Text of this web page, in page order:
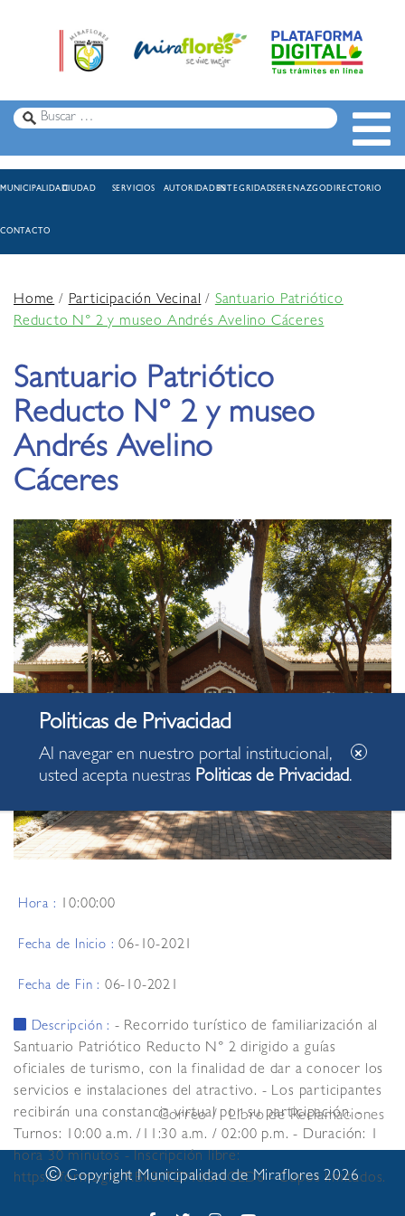
MUNICIPALIDADCIUDAD SERVICIOS AUTORIDADESINTEGRIDADSERENAZGODIRECTORIO
CONTACTO
Home/Participación Vecinal/Santuario Patriótico
Reducto N° 2 y museo Andrés Avelino Cáceres
Santuario Patriótico
Reducto N° 2 y museo
Andrés Avelino
Cáceres
Hora : 10:00:00
Fecha de Inicio :06-10-2021
Fecha de Fin : 06-10-2021
Descripción : - Recorrido turístico de familiarización al
Santuario Patriótico Reducto N° 2 dirigido a guías
oficiales de turismo, con la finalidad de dar a conocer los
servicios e instalaciones del atractivo. - Los participantes
recibirán una constancia virtual por su participación. -
Turnos: 10:00 a.m. /11:30 a.m. / 02:00 p.m. - Duración: 1
hora 30 minutos - Inscripción libre:
https://forms.gle/RBkScTZMdiSrtCED6 - Cupos limitados.
Correo Libro de Reclamaciones
©Copyright Municipalidad de Miraflores 2026
Al navegar en nuestro portal institucional,
usted acepta nuestras Politicas de Privacidad.